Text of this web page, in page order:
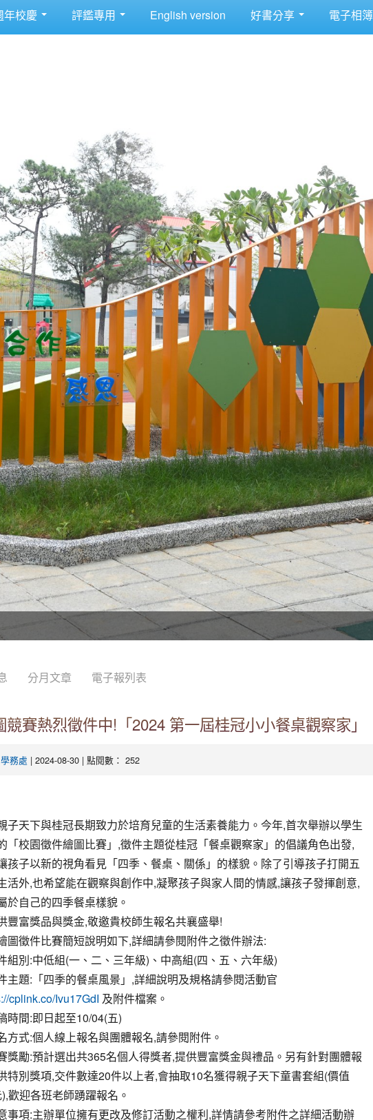
年校慶 評鑑專用 English version 好書分享 電子相簿
分月文章 電子報列表
競賽熱烈徵件中!「2024 第一屆桂冠小小餐桌觀察家」
學務處 | 2024-08-30 | 點閱數： 252
天下與桂冠長期致力於培育兒童的生活素養能力。今年,首次舉辦以學生
「校園徵件繪圖比賽」,徵件主題從桂冠「餐桌觀察家」的倡議角色出發,
孩子以新的視角看見「四季、餐桌、關係」的樣貌。除了引導孩子打開五
活外,也希望能在觀察與創作中,凝聚孩子與家人間的情感,讓孩子發揮創意,
於自己的四季餐桌樣貌。
豐富獎品與獎金,敬邀貴校師生報名共襄盛舉!
徵件比賽簡短說明如下,詳細請參閱附件之徵件辦法:
組別:中低組(一、二、三年級)、中高組(四、五、六年級)
主題:「四季的餐桌風景」,詳細說明及規格請參閱活動官
cplink.co/Ivu17GdI
及附件檔案。
時間:即日起至10/04(五)
方式:個人線上報名與團體報名,請參閱附件。
獎勵:預計選出共365名個人得獎者,提供豐富獎金與禮品。另有針對團體報
特別獎項,交件數達20件以上者,會抽取10名獲得親子天下童書套組(價值
歡迎各班老師踴躍報名。
事項:主辦單位擁有更改及修訂活動之權利,詳情請參考附件之詳細活動辦